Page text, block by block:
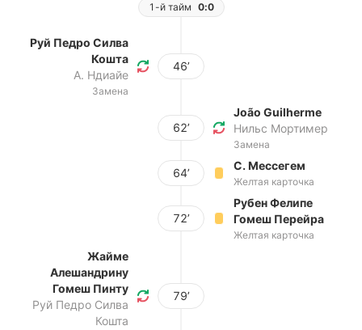
1-й тайм 0:0
Руй Педро Силва
Кошта
А. Ндиайе
Замена
46’
62’
João Guilherme
Нильс Мортимер
Замена
64’
С. Мессегем
Желтая карточка
72’
Рубен Фелипе
Гомеш Перейра
Желтая карточка
Жайме
Алешандрину
Гомеш Пинту
Руй Педро Силва
Кошта
79’